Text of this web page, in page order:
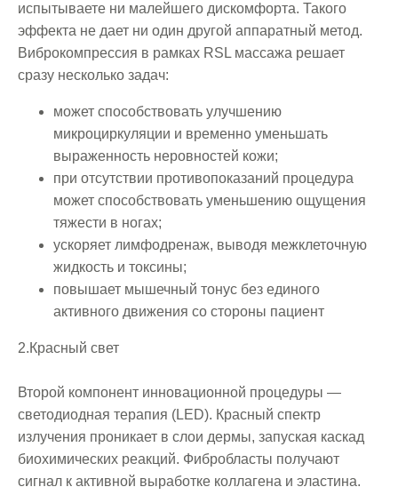
испытываете ни малейшего дискомфорта. Такого
эффекта не дает ни один другой аппаратный метод.
Виброкомпрессия в рамках RSL массажа решает
сразу несколько задач:
может способствовать улучшению
микроциркуляции и временно уменьшать
выраженность неровностей кожи;
при отсутствии противопоказаний процедура
может способствовать уменьшению ощущения
тяжести в ногах;
ускоряет лимфодренаж, выводя межклеточную
жидкость и токсины;
повышает мышечный тонус без единого
активного движения со стороны пациент
2.Красный свет
Второй компонент инновационной процедуры —
светодиодная терапия (LED). Красный спектр
излучения проникает в слои дермы, запуская каскад
биохимических реакций. Фибробласты получают
сигнал к активной выработке коллагена и эластина.